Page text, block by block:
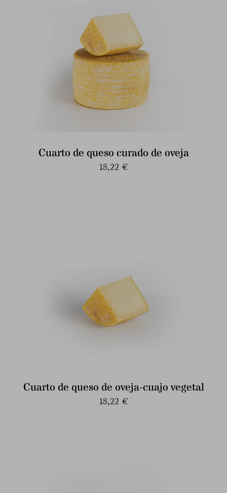
Cuarto de queso curado de oveja
18,22 €
Cuarto de queso de oveja-cuajo vegetal
18,22 €